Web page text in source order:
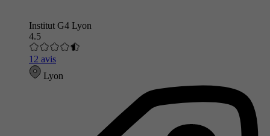
Institut G4 Lyon
4.5
12 avis
Lyon